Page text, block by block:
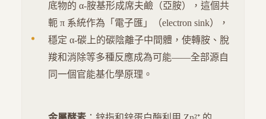
底物的 α-胺基形成席夫鹼（亞胺），這個共
軛 π 系統作為「電子匯」（electron sink），
穩定 α-碳上的碳陰離子中間體，使轉胺、脫
羧和消除等多種反應成為可能——全部源自
同一個官能基化學原理。